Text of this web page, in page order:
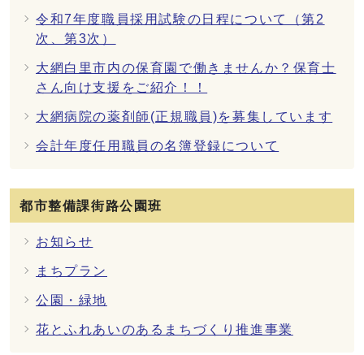
令和7年度職員採用試験の日程について（第2
次、第3次）
大網白里市内の保育園で働きませんか？保育士
さん向け支援をご紹介！！
大網病院の薬剤師(正規職員)を募集しています
会計年度任用職員の名簿登録について
都市整備課街路公園班
お知らせ
まちプラン
公園・緑地
花とふれあいのあるまちづくり推進事業